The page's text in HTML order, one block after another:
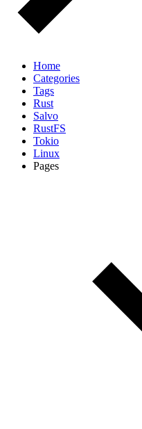
Home
Categories
Tags
Rust
Salvo
RustFS
Tokio
Linux
Pages